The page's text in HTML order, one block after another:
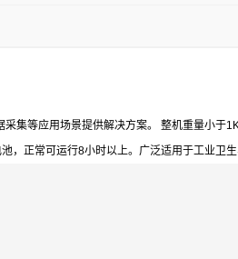
等应用场景提供解决方案。 整机重量小于
正常可运行8小时以上。广泛适用于工业卫